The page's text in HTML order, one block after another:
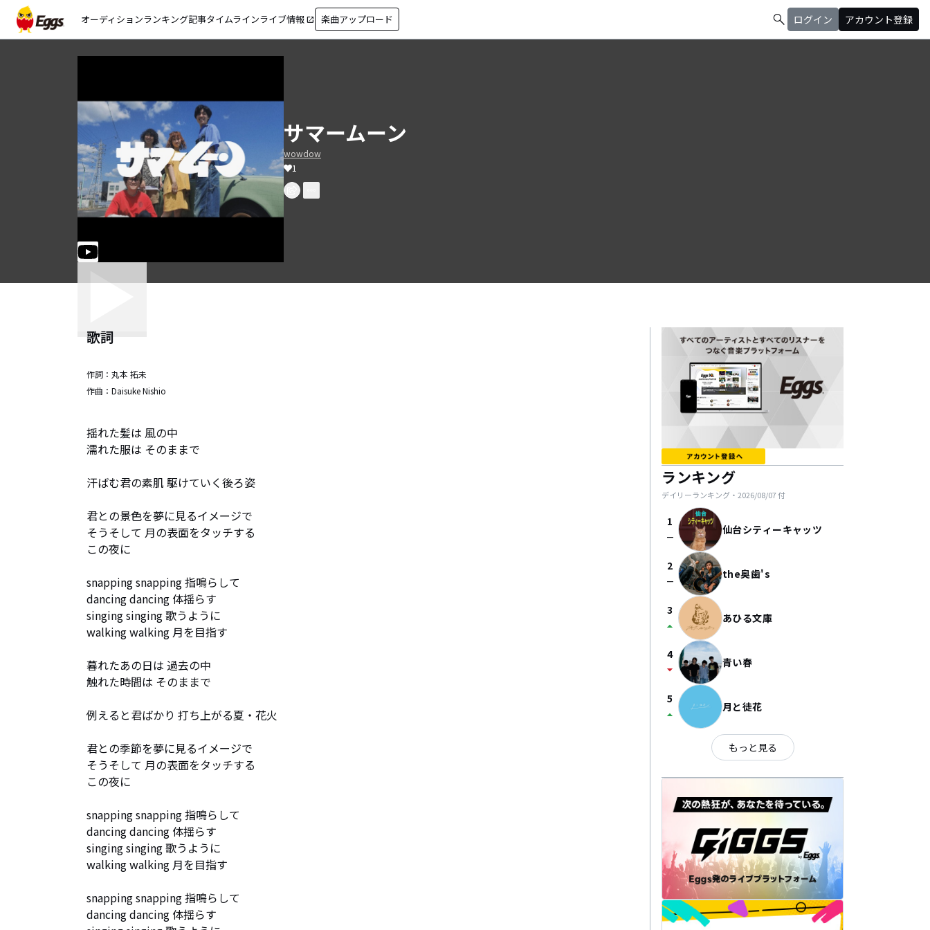
オーディションランキング記事タイムラインライブ情報 open_in_new 楽曲アップロード search ログイン アカウント登録
サマームーン
wowdow
1
歌詞
作詞： 丸本 拓未
作曲： Daisuke Nishio
揺れた髪は 風の中
濡れた服は そのままで
汗ばむ君の素肌 駆けていく後ろ姿
君との景色を夢に見るイメージで
そうそして 月の表面をタッチする
この夜に
snapping snapping 指鳴らして
dancing dancing 体揺らす
singing singing 歌うように
walking walking 月を目指す
暮れたあの日は 過去の中
触れた時間は そのままで
例えると君ばかり 打ち上がる夏・花火
君との季節を夢に見るイメージで
そうそして 月の表面をタッチする
この夜に
snapping snapping 指鳴らして
dancing dancing 体揺らす
singing singing 歌うように
walking walking 月を目指す
snapping snapping 指鳴らして
dancing dancing 体揺らす
ランキング
デイリーランキング・ 2026/08/07付
1
check_indeterminate_small 仙台シティーキャッツ
2
check_indeterminate_small the奥歯's
3
arrow_drop_up あひる文庫
4
arrow_drop_down 青い春
5
arrow_drop_up 月と徒花
もっと見る